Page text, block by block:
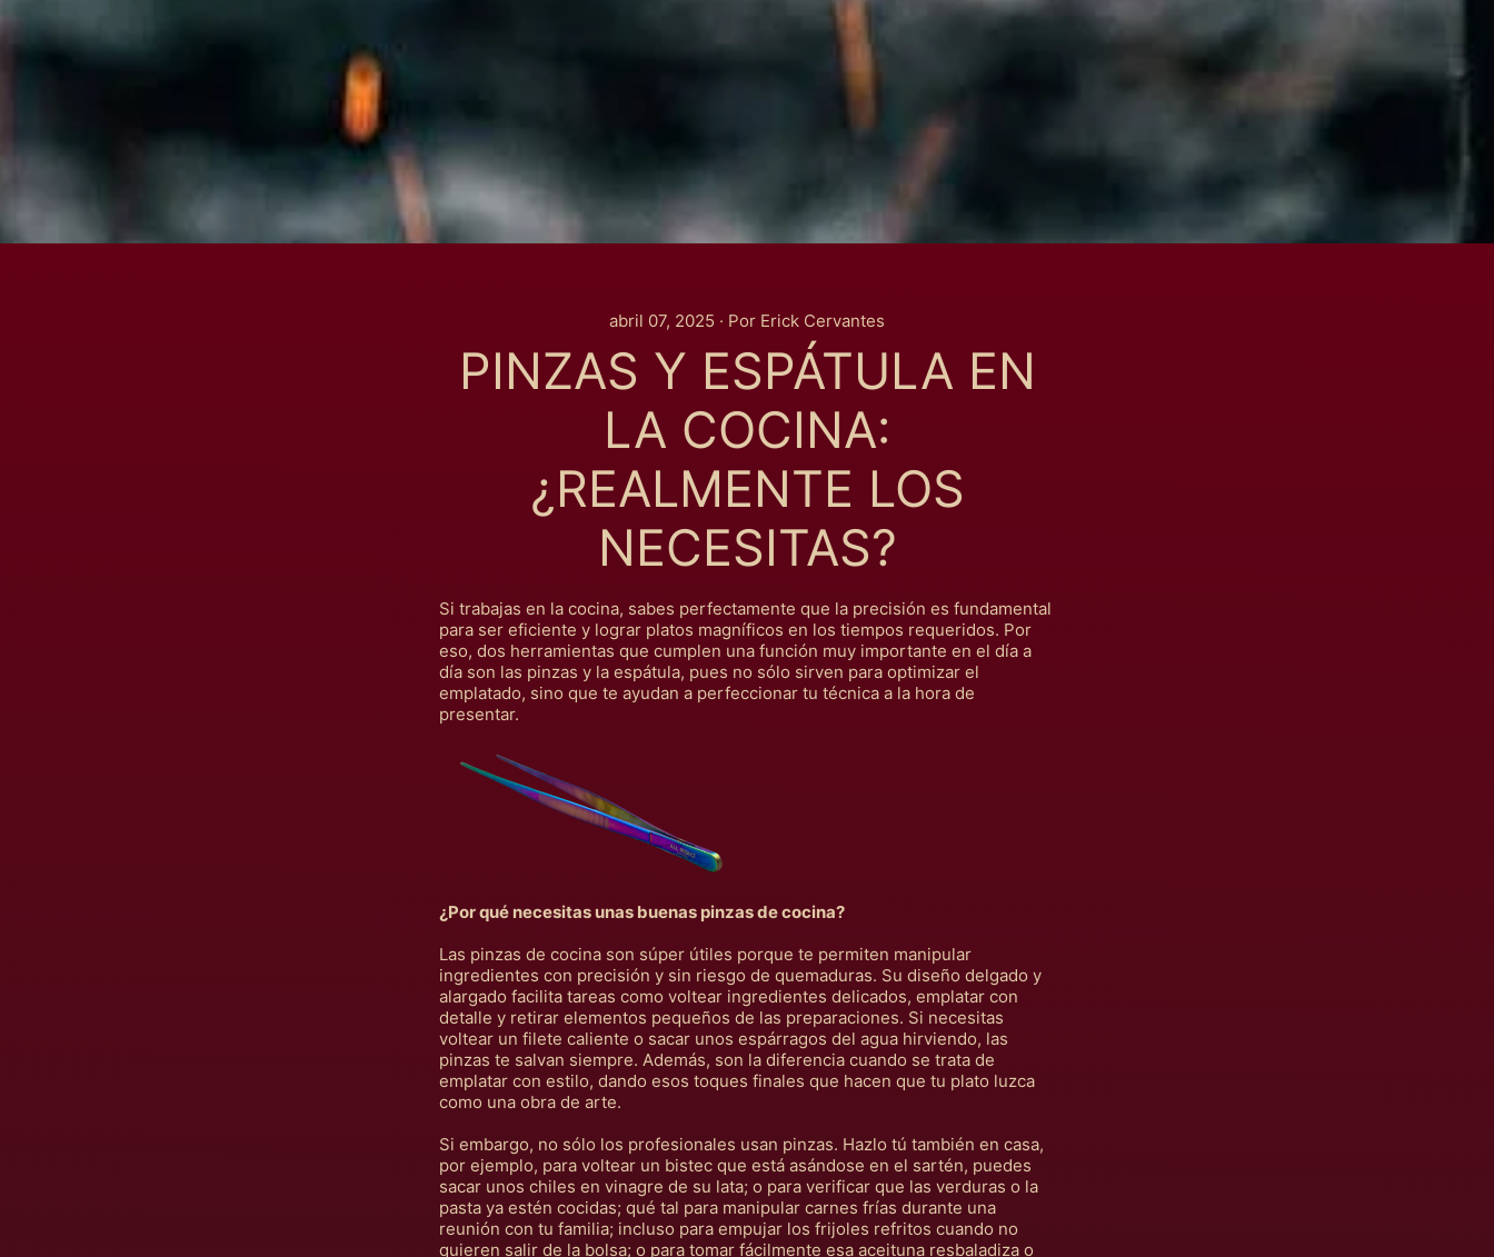
abril 07, 2025 · Por Erick Cervantes
PINZAS Y ESPÁTULA EN
LA COCINA:
¿REALMENTE LOS
NECESITAS?
Si trabajas en la cocina, sabes perfectamente que la precisión es fundamental
para ser eficiente y lograr platos magníficos en los tiempos requeridos. Por
eso, dos herramientas que cumplen una función muy importante en el día a
día son las pinzas y la espátula, pues no sólo sirven para optimizar el
emplatado, sino que te ayudan a perfeccionar tu técnica a la hora de
presentar.
¿Por qué necesitas unas buenas pinzas de cocina?
Las pinzas de cocina son súper útiles porque te permiten manipular
ingredientes con precisión y sin riesgo de quemaduras. Su diseño delgado y
alargado facilita tareas como voltear ingredientes delicados, emplatar con
detalle y retirar elementos pequeños de las preparaciones. Si necesitas
voltear un filete caliente o sacar unos espárragos del agua hirviendo, las
pinzas te salvan siempre. Además, son la diferencia cuando se trata de
emplatar con estilo, dando esos toques finales que hacen que tu plato luzca
como una obra de arte.
Si embargo, no sólo los profesionales usan pinzas. Hazlo tú también en casa,
por ejemplo, para voltear un bistec que está asándose en el sartén, puedes
sacar unos chiles en vinagre de su lata; o para verificar que las verduras o la
pasta ya estén cocidas; qué tal para manipular carnes frías durante una
reunión con tu familia; incluso para empujar los frijoles refritos cuando no
quieren salir de la bolsa; o para tomar fácilmente esa aceituna resbaladiza o